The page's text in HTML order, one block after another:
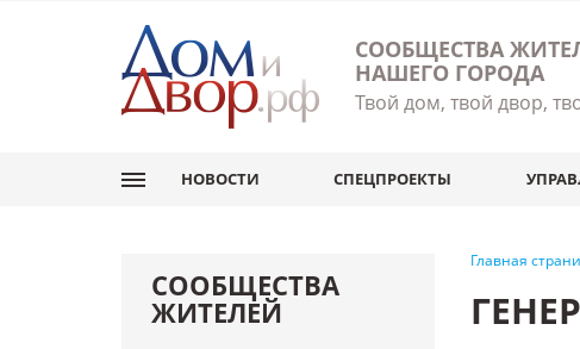
СООБЩЕСТВА
НАШЕГО ГОРОДА
Твой дом, твой двор,
НОВОСТИ СПЕЦПРОЕКТЫ
Главная
СООБЩЕСТВА
ЖИТЕЛЕЙ